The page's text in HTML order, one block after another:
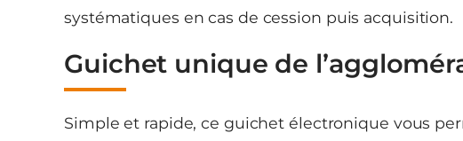
systématiques en cas de cession puis acquisition.
Guichet unique de
Simple et rapide, ce guichet électronique vous